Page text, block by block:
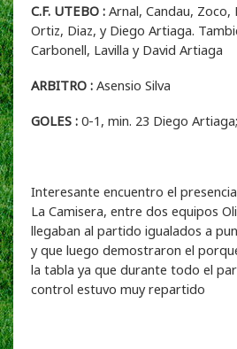
C.F. UTEBO : Arnal, Candau,
Ortiz, Diaz, y Diego Artiaga.
Carbonell, Lavilla y David Artiaga
ARBITRO : Asensio Silva
GOLES : 0-1, min. 23 Diego
Interesante encuentro el
La Camisera, entre dos equipos
llegaban al partido igualados a
y que luego demostraron el
la tabla ya que durante todo el
control estuvo muy repartido